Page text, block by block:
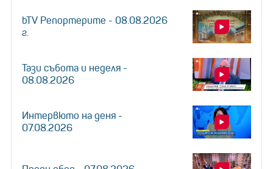
bTV Репортерите - 08.08.2026
г.
Тази събота и неделя -
08.08.2026
Интервюто на деня -
07.08.2026